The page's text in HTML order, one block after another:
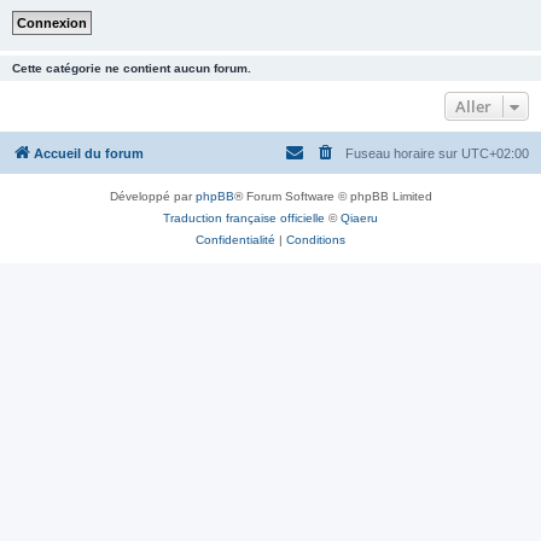
Cette catégorie ne contient aucun forum.
Aller
Accueil du forum Fuseau horaire sur UTC+02:00
Développé parphpBB® Forum Software © phpBB Limited
Traduction française officielle ©Qiaeru
Confidentialité | Conditions